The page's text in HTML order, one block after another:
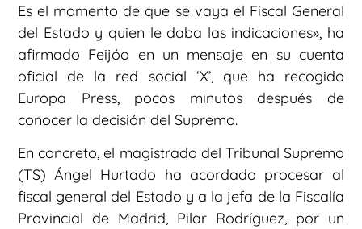
Es el momento de que se vaya el Fiscal General
del Estado y quien le daba las indicaciones», ha
afirmado Feijóo en un mensaje en su cuenta
oficial de la red social ‘X’, que ha recogido
Europa Press, pocos minutos después de
conocer la decisión del Supremo.
En concreto, el magistrado del Tribunal Supremo
(TS) Ángel Hurtado ha acordado procesar al
fiscal general del Estado y a la jefa de la Fiscalía
Provincial de Madrid, Pilar Rodríguez, por un